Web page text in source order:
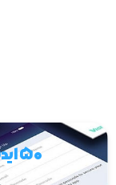
۵۰ ایده پولساز طراحی اپلیکیشن